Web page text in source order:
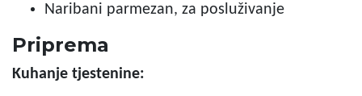
Naribani parmezan, za posluživanje
Priprema
Kuhanje tjestenine: